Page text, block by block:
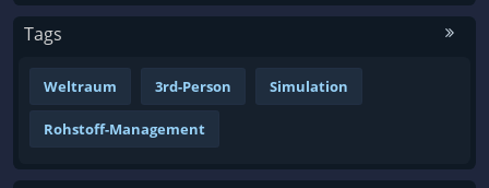
Tags
Weltraum 3rd-Person Simulation
Rohstoff-Management